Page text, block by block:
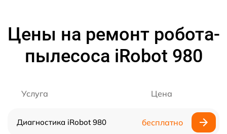
Цены на ремонт робота-
пылесоса iRobot 980
Услуга Цена
Диагностика iRobot 980 бесплатно